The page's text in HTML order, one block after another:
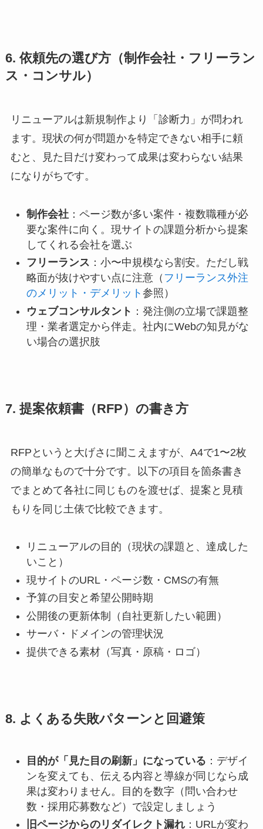
6. 依頼先の選び方（制作会社・フリーラン
ス・コンサル）
リニューアルは新規制作より「診断力」が問われ
ます。現状の何が問題かを特定できない相手に頼
むと、見た目だけ変わって成果は変わらない結果
になりがちです。
制作会社：ページ数が多い案件・複数職種が必
要な案件に向く。現サイトの課題分析から提案
してくれる会社を選ぶ
フリーランス ：小〜中規模なら割安。ただし戦
略面が抜けやすい点に注意（ フリーランス外注
のメリット・デメリット 参照）
ウェブコンサルタント ：発注側の立場で課題整
理・業者選定から伴走。社内にWebの知見がな
い場合の選択肢
7. 提案依頼書（RFP）の書き方
RFPというと大げさに聞こえますが、A4で1〜2枚
の簡単なもので十分です。以下の項目を箇条書き
でまとめて各社に同じものを渡せば、提案と見積
もりを同じ土俵で比較できます。
リニューアルの目的（現状の課題と、達成した
いこと）
現サイトのURL・ページ数・CMSの有無
予算の目安と希望公開時期
公開後の更新体制（自社更新したい範囲）
サーバ・ドメインの管理状況
提供できる素材（写真・原稿・ロゴ）
8. よくある失敗パターンと回避策
目的が「見た目の刷新」になっている ：デザイ
ンを変えても、伝える内容と導線が同じなら成
果は変わりません。目的を数字（問い合わせ
数・採用応募数など）で設定しましょう
旧ページからのリダイレクト漏れ：URLが変わ